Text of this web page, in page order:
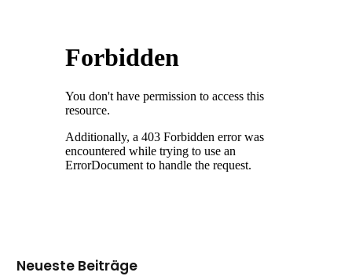
Neueste Beiträge